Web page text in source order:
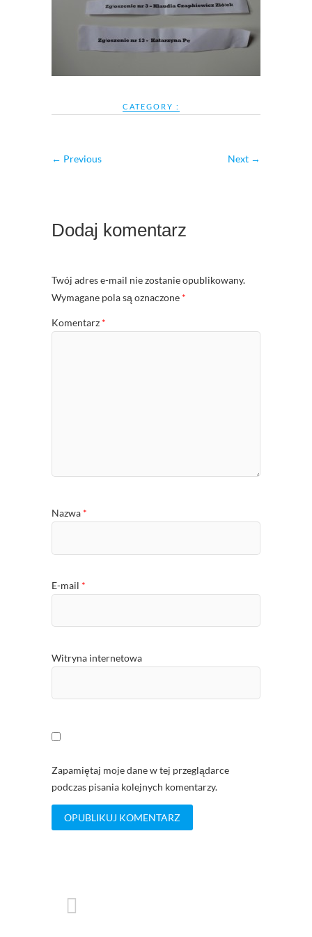
CATEGORY :
← Previous Next →
Dodaj komentarz
Twój adres e-mail nie zostanie opublikowany.
Wymagane pola są oznaczone *
Komentarz *
Nazwa *
E-mail *
Witryna internetowa
Zapamiętaj moje dane w tej przeglądarce
podczas pisania kolejnych komentarzy.